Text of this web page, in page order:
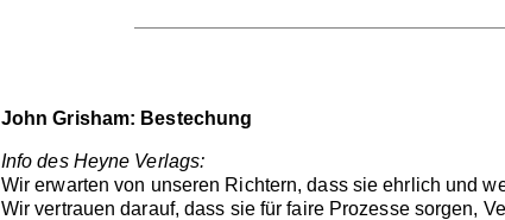
John Grisham: Bestechung
Info des Heyne Verlags:
Wir erwarten von unseren Richtern, dass sie ehrlich und
Wir vertrauen darauf, dass sie für faire Prozesse sorgen,